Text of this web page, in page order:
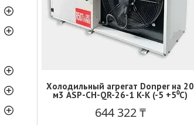
Холодильный агрегат Donper на 20
м3 ASP-СH-QR-26-1 K-K (-5 +5⁰С)
644 322 ₸